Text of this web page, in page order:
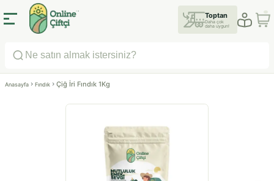
Toptan
Daha çok
daha uygun!
Anasayfa Fındık Çiğ İri Fındık 1Kg